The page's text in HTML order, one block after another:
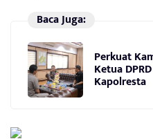
Baca Juga:
Perkuat
Ketua
Kapolresta